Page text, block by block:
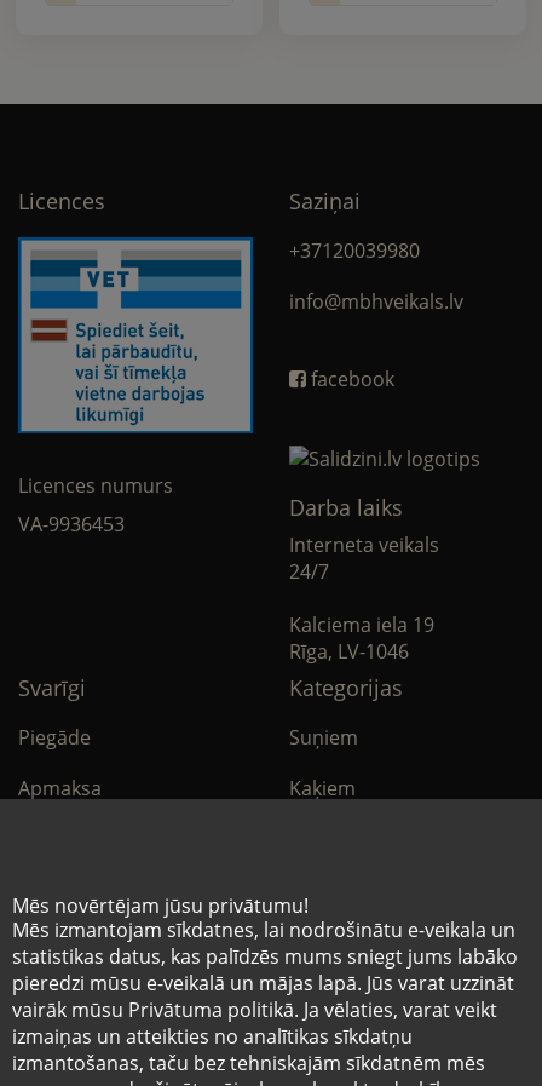
Mēs novērtējam jūsu privātumu!
Mēs izmantojam sīkdatnes, lai nodrošinātu e-veikala un
statistikas datus, kas palīdzēs mums sniegt jums labāko
pieredzi mūsu e-veikalā un mājas lapā. Jūs varat uzzināt
vairāk mūsu Privātuma politikā. Ja vēlaties, varat veikt
izmaiņas un atteikties no analītikas sīkdatņu
izmantošanas, taču bez tehniskajām sīkdatnēm mēs
Licences
Licences numurs
VA-9936453
Saziņai
+37120039980
info@mbhveikals.lv
facebook
Darba laiks
Interneta veikals
24/7
Kalciema iela 19
Rīga, LV-1046
Svarīgi
Piegāde
Apmaksa
Sīkdatņu noteikumi
Kategorijas
Suņiem
Kaķiem
© Mazo brāļu hospitālis 2026
Pēdējais tīmekļvietnē ievietotās informācijas